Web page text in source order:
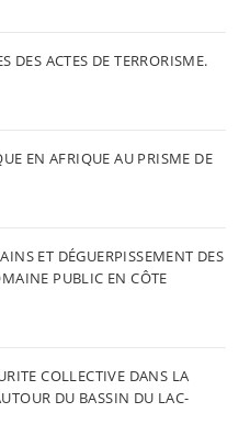
DES ACTES DE TERRORISME.
EN AFRIQUE AU PRISME DE
ET DÉGUERPISSEMENT DES
PUBLIC EN CÔTE
COLLECTIVE DANS LA
DU BASSIN DU LAC-